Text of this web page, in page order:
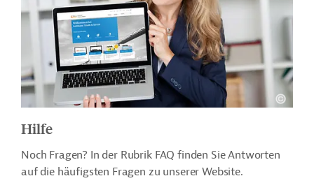
Hilfe
Noch Fragen? In der Rubrik FAQ finden Sie Antworten
auf die häufigsten Fragen zu unserer Website.